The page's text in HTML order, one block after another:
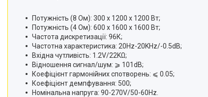
Потужність (8 Ом): 300 х 1200 х 1200 Вт;
Потужність (4 Ом): 600 х 1600 х 1600 Вт;
Частота дискретизації: 96К;
Частотна характеристика: 20Hz-20KHz/-0.5dB;
Вхідна чутливість: 1.2V/22KΩ;
Відношення сигнал/шум: ⩾ 101dB;
Коефіцієнтгармонійнихспотворень: ⩽ 0.05;
Коефіцієнт демпфування: 500;
Номінальна напруга: 90-270V/50-60Hz